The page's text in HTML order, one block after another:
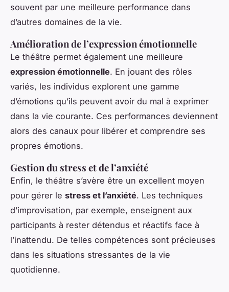
souvent par une meilleure performance dans
d’autres domaines de la vie.
Amélioration de l’expression émotionnelle
Le théâtre permet également une meilleure
expression émotionnelle. En jouant des rôles
variés, les individus explorent une gamme
d’émotions qu’ils peuvent avoir du mal à exprimer
dans la vie courante. Ces performances deviennent
alors des canaux pour libérer et comprendre ses
propres émotions.
Gestion du stress et de l’anxiété
Enfin, le théâtre s’avère être un excellent moyen
pour gérer le stress et l’anxiété. Les techniques
d’improvisation, par exemple, enseignent aux
participants à rester détendus et réactifs face à
l’inattendu. De telles compétences sont précieuses
dans les situations stressantes de la vie
quotidienne.